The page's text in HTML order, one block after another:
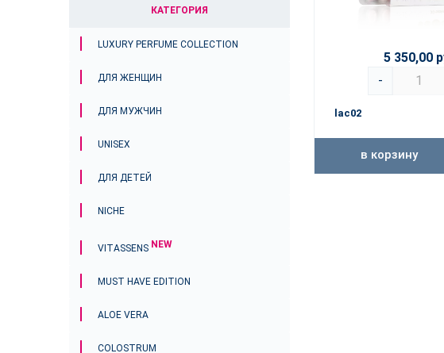
КАТЕГОРИЯ
LUXURY PERFUME COLLECTION
ДЛЯ ЖЕНЩИН
ДЛЯ МУЖЧИН
UNISEX
ДЛЯ ДЕТЕЙ
NICHE
VITASSENS NEW
MUST HAVE EDITION
ALOE VERA
COLOSTRUM
5 350,00
-
lac02
в корзину